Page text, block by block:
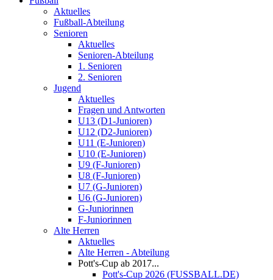
Aktuelles
Fußball-Abteilung
Senioren
Aktuelles
Senioren-Abteilung
1. Senioren
2. Senioren
Jugend
Aktuelles
Fragen und Antworten
U13 (D1-Junioren)
U12 (D2-Junioren)
U11 (E-Junioren)
U10 (E-Junioren)
U9 (F-Junioren)
U8 (F-Junioren)
U7 (G-Junioren)
U6 (G-Junioren)
G-Juniorinnen
F-Juniorinnen
Alte Herren
Aktuelles
Alte Herren - Abteilung
Pott's-Cup ab 2017...
Pott's-Cup 2026 (FUSSBALL.DE)